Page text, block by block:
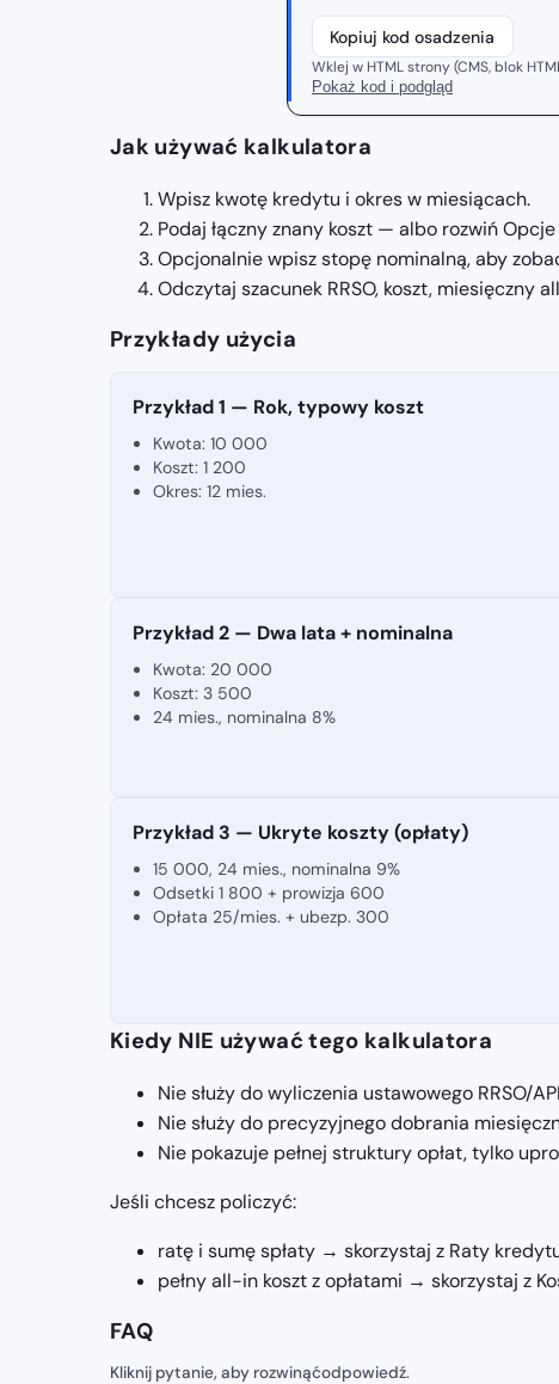
Kopiuj kod osadzenia
Wklej w HTML strony (CMS, blok
Pokaż kod i podgląd
Jak używać kalkulatora
Wpisz kwotę kredytu i okres w miesiącach.
Podaj łączny znany koszt — albo rozwiń
Opcjonalnie wpisz stopę nominalną, aby
Odczytaj szacunek RRSO, koszt, miesięczny
Przykłady użycia
Przykład 1 — Rok, typowy koszt
Kwota: 10 000
Koszt: 1 200
Okres: 12 mies.
Przykład 2 — Dwa lata + nominalna
Kwota: 20 000
Koszt: 3 500
24 mies., nominalna 8%
Przykład 3 — Ukryte koszty (opłaty)
15 000, 24 mies., nominalna 9%
Odsetki 1 800 + prowizja 600
Opłata 25/mies. + ubezp. 300
Kiedy NIE używać tego kalkulatora
Nie służy do wyliczenia ustawowego RRSO/
Nie służy do precyzyjnego dobrania
Nie pokazuje pełnej struktury opłat, tylko
Jeśli chcesz policzyć:
ratę i sumę spłaty → skorzystaj z Raty
pełny all-in koszt z opłatami → skorzystaj z
FAQ